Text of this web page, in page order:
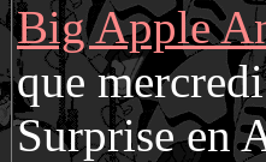
Big Apple
que
Surprise en